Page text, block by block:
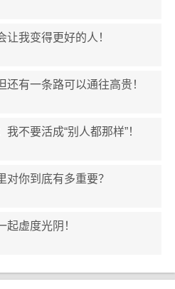
让我变得更好的人！
还有一条路可以通往高贵！
不要活成“别人都那样”！
对你到底有多重要？
起虚度光阴！